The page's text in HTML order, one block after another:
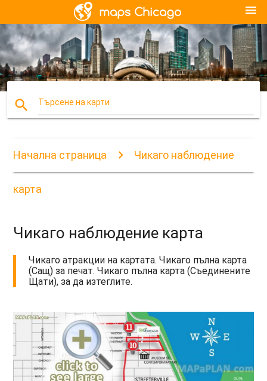
menu
search Търсене на карти
Начална страница Чикаго наблюдение
карта
Чикаго наблюдение карта
Чикаго атракции на картата. Чикаго пълна карта
(Сащ) за печат. Чикаго пълна карта (Съединените
Щати), за да изтеглите.